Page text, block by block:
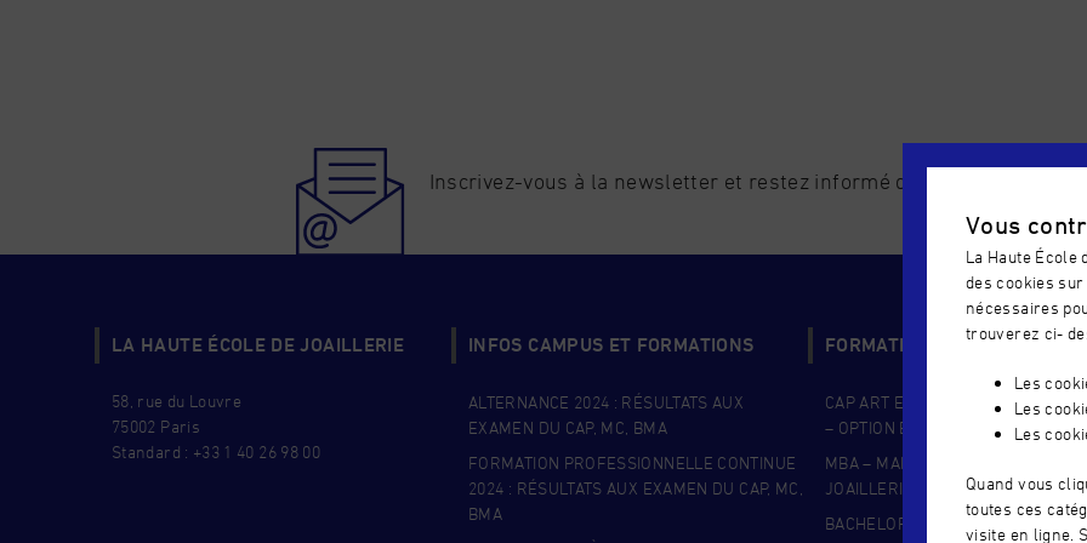
Inscrivez-vous à la newsletter et restez informé de l'actualité de
LA HAUTE ÉCOLE DE JOAILLERIE
58, rue du Louvre
75002 Paris
Standard : +33 1 40 26 98 00
INFOS CAMPUS ET FORMATIONS
ALTERNANCE 2024 : RÉSULTATS AUX
EXAMEN DU CAP, MC, BMA
FORMATION PROFESSIONNELLE CONTINUE
2024 : RÉSULTATS AUX EXAMEN DU CAP, MC,
BMA
FORMATIONS COUP DE
CAP ART ET TECHNIQUES DE LA
– OPTION BIJOUTERIE
MBA – MANAGEMENT DE LA
JOAILLERIE
BACHELOR DESIGN BIJOU
Vous
La Haute
des cookies
nécessaires
trouverez ci-
Les
Les
Les
Quand vous
toutes ces
visite en ligne.